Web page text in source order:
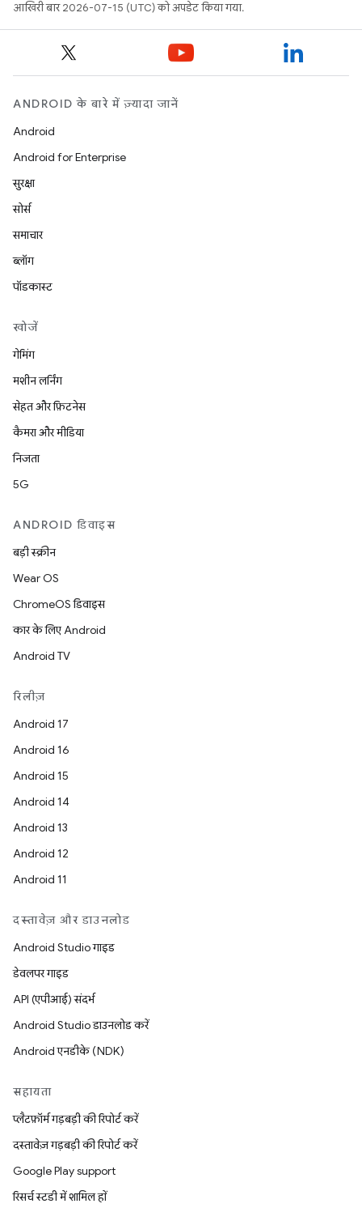
आखिरी बार 2026-07-15 (UTC) को अपडेट किया गया.
ANDROID के बारे में ज़्यादा जानें
Android
Android for Enterprise
सुरक्षा
सोर्स
समाचार
ब्लॉग
पॉडकास्ट
खोजें
गेमिंग
मशीन लर्निंग
सेहत और फ़िटनेस
कैमरा और मीडिया
निजता
5G
ANDROID डिवाइस
बड़ी स्क्रीन
Wear OS
ChromeOS डिवाइस
कार के लिए Android
Android TV
रिलीज़
Android 17
Android 16
Android 15
Android 14
Android 13
Android 12
Android 11
दस्तावेज़ और डाउनलोड
Android Studio गाइड
डेवलपर गाइड
API (एपीआई) संदर्भ
Android Studio डाउनलोड करें
Android एनडीके (NDK)
सहायता
प्लैटफ़ॉर्म गड़बड़ी की रिपोर्ट करें
दस्तावेज़ गड़बड़ी की रिपोर्ट करें
Google Play support
रिसर्च स्टडी में शामिल हों